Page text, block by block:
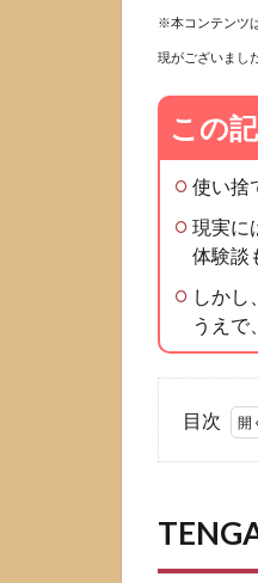
※本コンテンツ
現がございまし
この
使い捨
現実に
体験談
しかし
うえで
目次
種類と